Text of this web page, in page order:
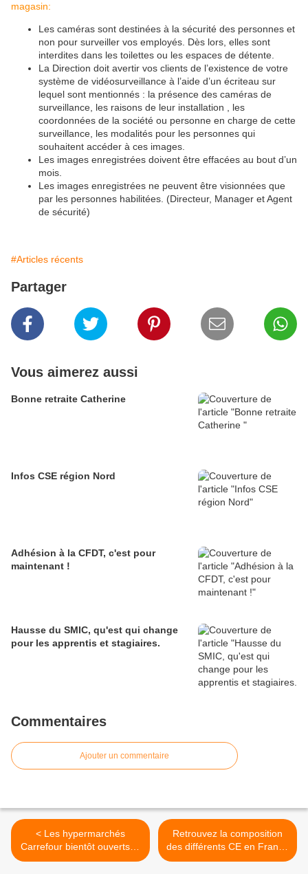
magasin:
Les caméras sont destinées à la sécurité des personnes et
non pour surveiller vos employés. Dès lors, elles sont
interdites dans les toilettes ou les espaces de détente.
La Direction doit avertir vos clients de l’existence de votre
système de vidéosurveillance à l’aide d’un écriteau sur
lequel sont mentionnés : la présence des caméras de
surveillance, les raisons de leur installation , les
coordonnées de la société ou personne en charge de cette
surveillance, les modalités pour les personnes qui
souhaitent accéder à ces images.
Les images enregistrées doivent être effacées au bout d’un
mois.
Les images enregistrées ne peuvent être visionnées que
par les personnes habilitées. (Directeur, Manager et Agent
de sécurité)
#Articles récents
Partager
Vous aimerez aussi
Bonne retraite Catherine
Infos CSE région Nord
Adhésion à la CFDT, c'est pour
maintenant !
Hausse du SMIC, qu'est qui change
pour les apprentis et stagiaires.
Commentaires
Ajouter un commentaire
< Les hypermarchés
Carrefour bientôt ouverts le
dimanche matin ?
Retrouvez la composition
des différents CE en France
mis en place suite aux